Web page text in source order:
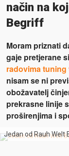
način na
Begriff
Moram priznati
gaje pretjerane
radovima
nisam se ni
obožavatelj
prekrasne linije
proširenjima i
Jedan od Rauh